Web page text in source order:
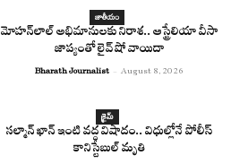
జాతీయం
మోహన్‌లాల్ అభిమానులకు నిరాశ.. ఆస్ట్రేలియా వీసా
జాప్యంతో లైవ్ షో వాయిదా
Bharath Journalist - August 8, 2026
క్రైమ్
సల్మాన్ ఖాన్ ఇంటి వద్ద విషాదం.. విధుల్లోనే పోలీస్
కానిస్టేబుల్ మృతి